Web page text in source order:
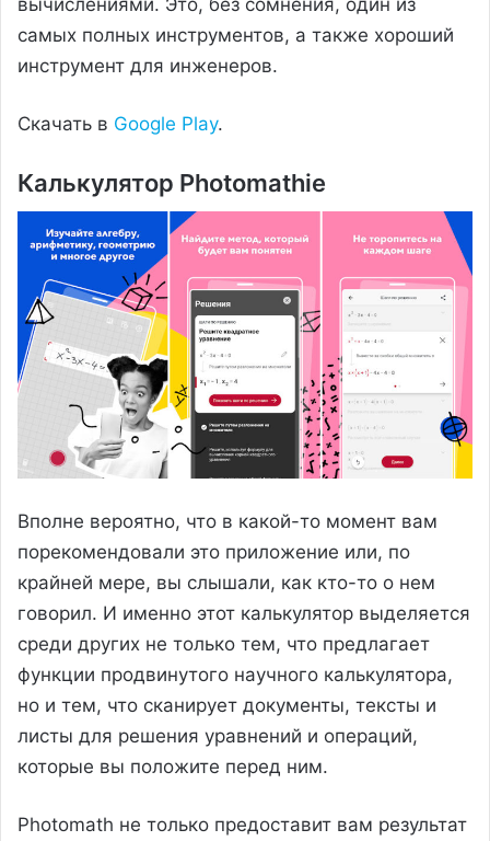
самых полных инструментов, а также хороший
инструмент для инженеров.
Скачать в Google Play.
Калькулятор Photomathie
Вполне вероятно, что в какой-то момент вам
порекомендовали это приложение или, по
крайней мере, вы слышали, как кто-то о нем
говорил. И именно этот калькулятор выделяется
среди других не только тем, что предлагает
функции продвинутого научного калькулятора,
но и тем, что сканирует документы, тексты и
листы для решения уравнений и операций,
которые вы положите перед ним.
Photomath не только предоставит вам результат